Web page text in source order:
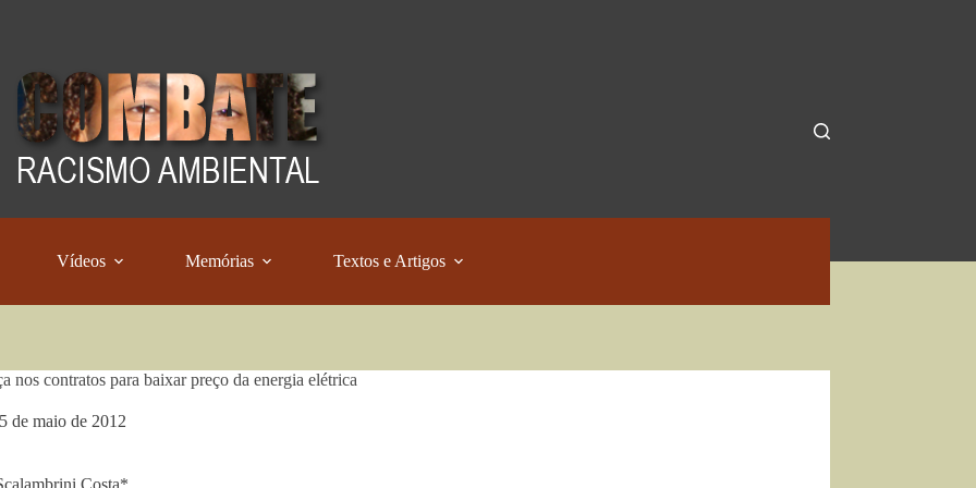
Vídeos Memórias Textos e Artigos
nos contratos para baixar preço da energia elétrica
de maio de 2012
Costa*